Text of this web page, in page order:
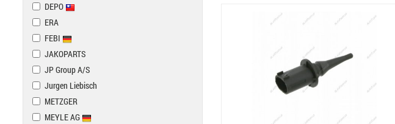
DEPO
ERA
FEBI
JAKOPARTS
JP Group A/S
Jurgen Liebisch
METZGER
MEYLE AG